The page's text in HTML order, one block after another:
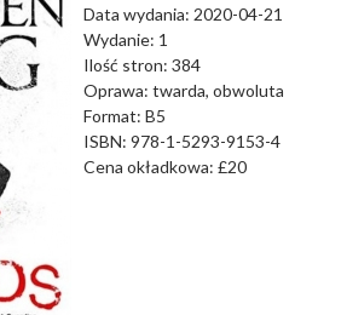
Data wydania: 2020-04-21
Wydanie: 1
Ilość stron: 384
Oprawa: twarda, obwoluta
Format: B5
ISBN: 978-1-5293-9153-4
Cena okładkowa: £20